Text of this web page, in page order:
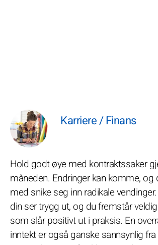
Karriere / Finans
Hold godt øye med kontraktssaker
måneden. Endringer kan komme, og
med snike seg inn radikale
din ser trygg ut, og du fremstår
som slår positivt ut i praksis. En
inntekt er også ganske sannsynlig